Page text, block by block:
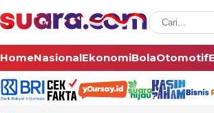
HomeNasionalEkonomiBolaOtomotif